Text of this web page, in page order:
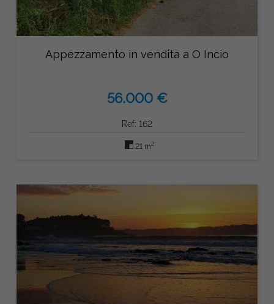
Appezzamento in vendita a O Incio
56.000 €
Ref: 162
21 m2